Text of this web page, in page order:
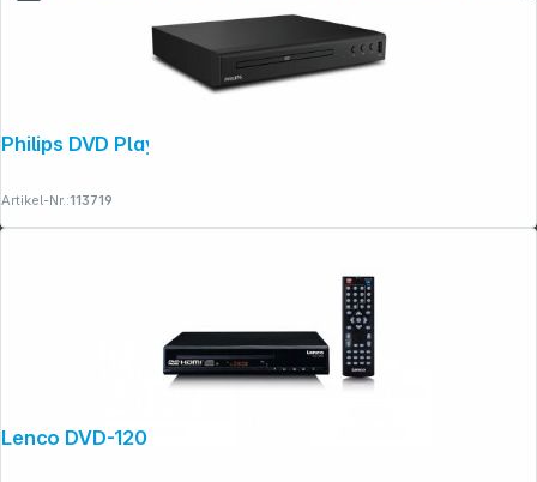
Artikel-Nr.:113719
Copyright © 2001 - 2026 dexxIT. Alle Rechte vorbehalten.